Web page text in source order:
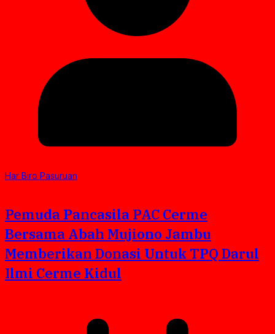
Har Biro Pasuruan
Pemuda Pancasila PAC Cerme
Bersama Abah Mujiono Jambu
Memberikan Donasi Untuk TPQ Darul
Ilmi Cerme Kidul